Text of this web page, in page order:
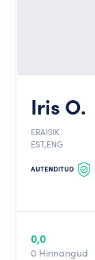
Iris O.
ERAISIK
EST,ENG
AUTENDITUD
0,0
0 Hinnangud